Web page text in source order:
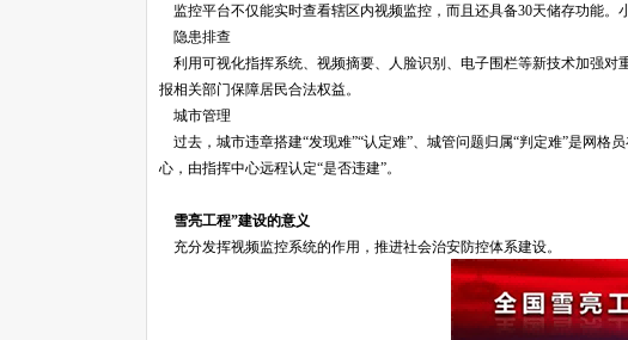
监控平台不仅能实时查看辖区内视频监控，而且还具备30天储存功能。
隐患排查
利用可视化指挥系统、视频摘要、人脸识别、电子围栏等新技术加强
报相关部门保障居民合法权益。
城市管理
过去，城市违章搭建“发现难”“认定难”、城管问题归属“判定难”是网格
心，由指挥中心远程认定“是否违建”。
雪亮工程”建设的意义
充分发挥视频监控系统的作用，推进社会治安防控体系建设。